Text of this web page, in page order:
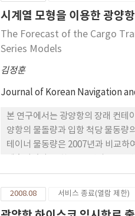
시계열 모형을 이용한 광양
The Forecast of the Cargo
Series Models
김정훈
Journal of Korean Navigation
본 연구에서는 광양항의 장래 컨테
양항의 물돌량과 입항 척당 물동량
테이너 물동량은 2007년과 비교
801TEU가 될 것으로 예측되었다.
정되었다.
2008.08 서비스 종료(열람 제한)